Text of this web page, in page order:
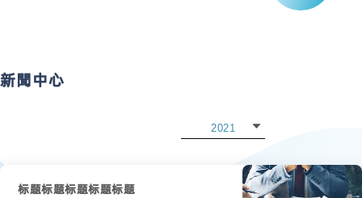
新聞中心
2021
标题标题标题标题标题